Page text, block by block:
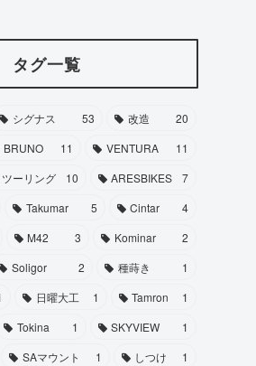
タグ一覧
シグナス 53 改造
20
BRUNO 11 VENTURA
11
ツーリング 10 ARESBIKES
7
Takumar 5 Cintar
4
M42 3 Kominar
2
Soligor 2 種蒔き
1
日曜大工 1 Tamron
1
Tokina 1 SKYVIEW
1
SAマウント 1 しつけ 1